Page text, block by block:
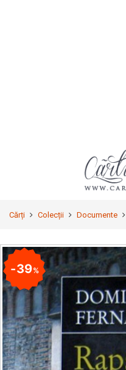
Cărți Colecții Documente
39%